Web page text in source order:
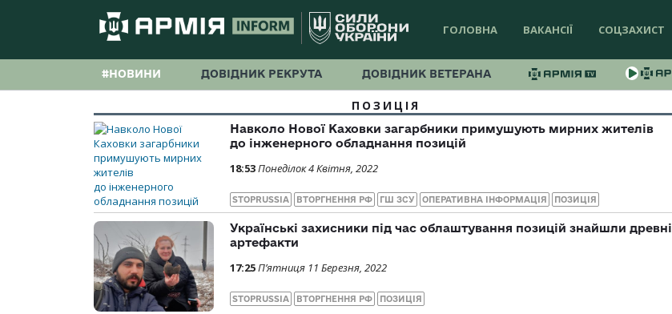
ГОЛОВНА ВАКАНСІЇ СОЦЗАХИСТ
#НОВИНИ ДОВІДНИК РЕКРУТА ДОВІДНИК ВЕТЕРАНА
ПОЗИЦІЯ
Навколо Нової Каховки загарбники примушують мирних жителів
до інженерного обладнання позицій
18:53Понеділок 4 Квітня, 2022
STOPRUSSIA ВТОРГНЕННЯ РФ ГШ ЗСУ ОПЕРАТИВНА ІНФОРМАЦІЯ ПОЗИЦІЯ
Українські захисники під час облаштування позицій знайшли древні
артефакти
17:25П’ятниця 11 Березня, 2022
STOPRUSSIA ВТОРГНЕННЯ РФ ПОЗИЦІЯ